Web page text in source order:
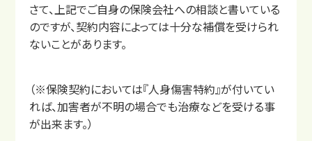
さて、上記でご自身の保険会社への相談と書いている
のですが、契約内容によっては十分な補償を受けられ
ないことがあります。
（※保険契約においては『人身傷害特約』が付いてい
れば、加害者が不明の場合でも治療などを受ける事
が出来ます。）